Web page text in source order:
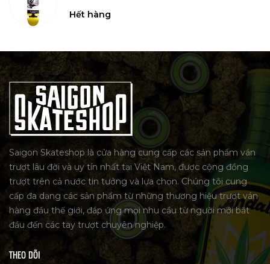
Hết hàng
Saigon Skateshop là cửa hàng cung cấp các sản phẩm ván
trượt lâu đời và uy tín nhất tại Việt Nam, được cộng đồng
trượt trên cả nước tin tưởng và lựa chọn. Chúng tôi cung
cấp đa dạng các sản phẩm từ những thương hiệu trượt ván
hàng đầu thế giới, đáp ứng mọi nhu cầu từ người mới bắt
đầu đến các tay trượt chuyên nghiệp.
THEO DÕI